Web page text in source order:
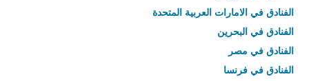
الفنادق في الامارات العربية المتحدة
الفنادق في البحرين
الفنادق في مصر
الفنادق في فرنسا